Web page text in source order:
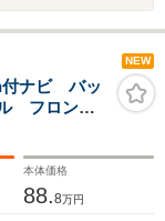
NEW
ナビ バッ
フロント
ストップ
ブレー
本体価格
88.8万円